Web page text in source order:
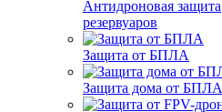
Антидроновая защита
резервуаров
Защита от БПЛА
Защита дома от БПЛА